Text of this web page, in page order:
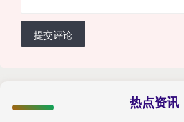
提交评论
热点资讯